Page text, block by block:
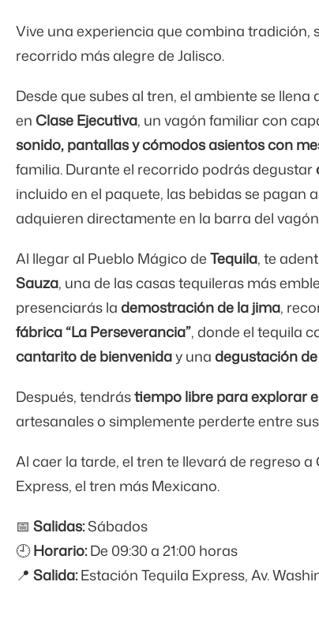
Vive una experiencia que combina tradición,
recorrido más alegre de Jalisco.
Desde que subes al tren, el ambiente se
enClase Ejecutiva, un vagón familiar con
sonido, pantallas y cómodos asientos con
familia. Durante el recorrido podrás degustar
incluido en el paquete, las bebidas se pagan
adquieren directamente en la barra del
Al llegar al Pueblo Mágico deTequila, te
Sauza, una de las casas tequileras más
presenciarás lademostración de la jima,
fábrica “La Perseverancia”, donde el tequila
cantarito de bienveniday unadegustación
Después, tendrástiempo libre para explorar
artesanales o simplemente perderte entre
Al caer la tarde, el tren te llevará de regreso
Express, el tren más Mexicano.
📅 Salidas:Sábados
🕘Horario:De 09:30 a 21:00 horas
📍 Salida:Estación Tequila Express, Av.